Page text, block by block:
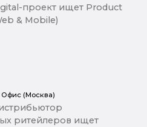
проект ищет Product
& Mobile)
(Москва)
ритейлеров ищет